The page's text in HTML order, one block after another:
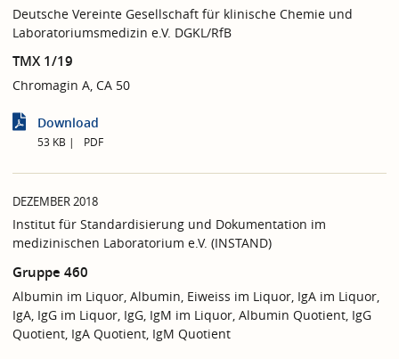
Deutsche Vereinte Gesellschaft für klinische Chemie und
Laboratoriumsmedizin e.V. DGKL/RfB
TMX 1/19
Chromagin A, CA 50
Download
53 KB PDF
DEZEMBER 2018
Institut für Standardisierung und Dokumentation im
medizinischen Laboratorium e.V. (INSTAND)
Gruppe 460
Albumin im Liquor, Albumin, Eiweiss im Liquor, IgA im Liquor,
IgA, IgG im Liquor, IgG, IgM im Liquor, Albumin Quotient, IgG
Quotient, IgA Quotient, IgM Quotient